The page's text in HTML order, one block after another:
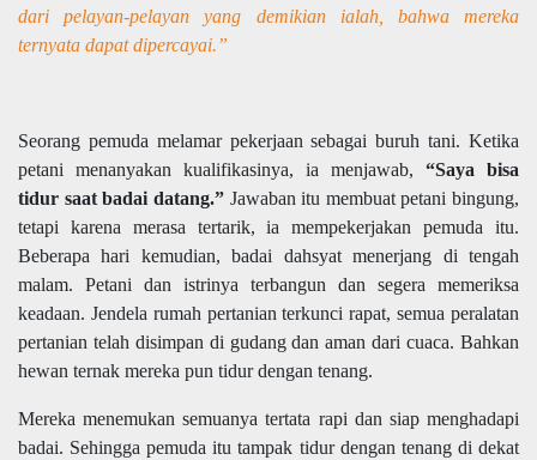
dari pelayan-pelayan yang demikian ialah, bahwa mereka
ternyata dapat dipercayai.”
Seorang pemuda melamar pekerjaan sebagai buruh tani. Ketika
petani menanyakan kualifikasinya, ia menjawab, “Saya bisa
tidur saat badai datang.”Jawaban itu membuat petani bingung,
tetapi karena merasa tertarik, ia mempekerjakan pemuda itu.
Beberapa hari kemudian, badai dahsyat menerjang di tengah
malam. Petani dan istrinya terbangun dan segera memeriksa
keadaan. Jendela rumah pertanian terkunci rapat, semua peralatan
pertanian telah disimpan di gudang dan aman dari cuaca. Bahkan
hewan ternak mereka pun tidur dengan tenang.
Mereka menemukan semuanya tertata rapi dan siap menghadapi
badai. Sehingga pemuda itu tampak tidur dengan tenang di dekat